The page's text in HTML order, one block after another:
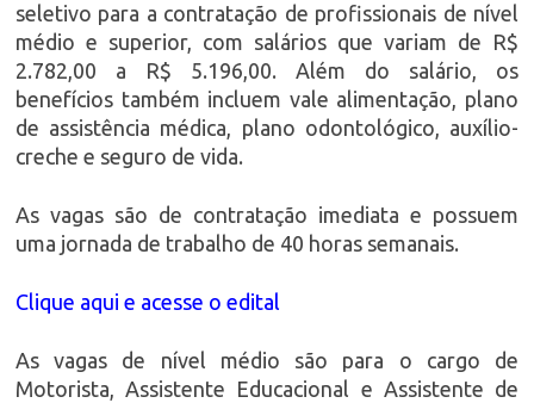
seletivo para a contratação de profissionais de nível
médio e superior, com salários que variam de R$
2.782,00 a R$ 5.196,00. Além do salário, os
benefícios também incluem vale alimentação, plano
de assistência médica, plano odontológico, auxílio-
creche e seguro de vida.
As vagas são de contratação imediata e possuem
uma jornada de trabalho de 40 horas semanais.
Clique aqui e acesse o edital
As vagas de nível médio são para o cargo de
Motorista, Assistente Educacional e Assistente de